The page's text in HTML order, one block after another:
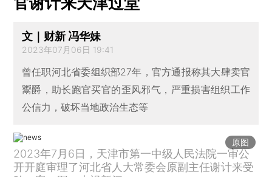
文｜财新 冯华妹
2023年07月06日 19:41
曾任职河北省委组织部27年，官方通报称其大肆卖官
鬻爵，助长跑官买官的歪风邪气，严重损害组织工作
公信力，破坏当地政治生态等
原图
2023年7月6日，天津市第一中级人民法院一审公
开开庭审理了河北省人大常委会原副主任谢计来受